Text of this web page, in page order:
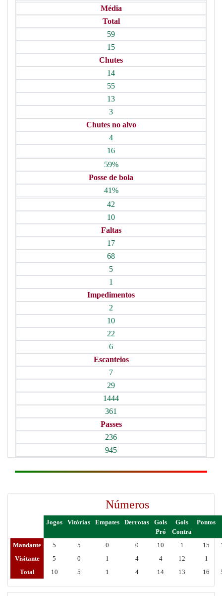
Média
Total
59
15
Chutes
14
55
13
3
Chutes no alvo
4
16
59%
Posse de bola
41%
42
10
Faltas
17
68
5
1
Impedimentos
2
10
22
6
Escanteios
7
29
1444
361
Passes
236
945
Números
Jogos Vitórias Empates Derrotas
Gols
Pró
Gols
Contra
Pontos
Mandante 5 5 0 0 10 1 15
Visitante
5 0 1 4 4 12
1
Total
10 5 1 4 14 13 16